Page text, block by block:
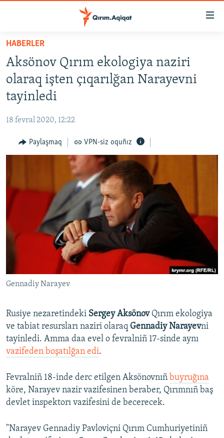
Esas
qaytmaq
Baş
navigatsiyağa
qaytmaq
Qıdıruvğa
HABERLER
SİYASET
İQTİSADİYAT
MEDENİYET
İNSAN AQLARI
BLOGLAR
FİKİR
Русский
QOŞULIÑIZ!
RFE/RS bütün saytları
HABERLER
Aksönov Qırım ekologiya naziri
olaraq işten çıqarılğan Narayevni
tayinledi
18 fevral 2020, 12:22
Paylaşmaq VPN-siz oquñız
Gennadiy Narayev
Rusiye nezaretindeki Sergey Aksönov Qırım ekologiya
ve tabiat resursları naziri olaraq Gennadiy Narayevni
tayinledi. Amma daa evel o fevralniñ 17-sinde aynı
vazifeden boşatılğan edi.
Fevralniñ 18-inde derc etilgen Aksönovnıñ buyruğına
köre, Narayev nazir vazifesinen beraber, Qırımnıñ baş
devlet inspektorı vazifesini de becerecek.
"Narayev Gennadiy Pavloviçni Qırım Cumhuriyetiniñ